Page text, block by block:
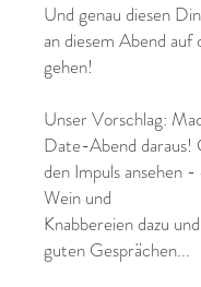
Und genau diesen
an diesem Abend auf
gehen!
Unser Vorschlag:
Date-Abend daraus!
den Impuls ansehen
Wein und
Knabbereien dazu
guten Gesprächen...